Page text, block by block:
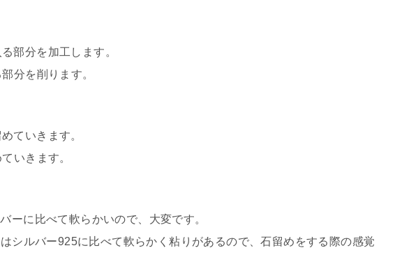
分を削ります。
いきます。
シルバー925に比べて軟らかく粘りがあるので、石留めをする際の感覚